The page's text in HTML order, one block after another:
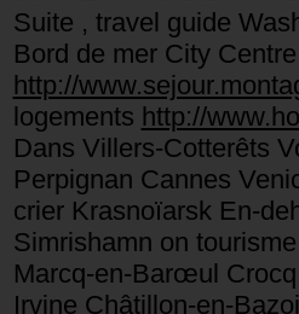
Suite , travel guide
Bord de mer City
http://
logements http://
Dans Villers-Cotterêts
Perpignan Cannes
crier Krasnoïarsk En-
Simrishamn on
Marcq-en-Barœul Crocq
Irvine Châtillon-en-